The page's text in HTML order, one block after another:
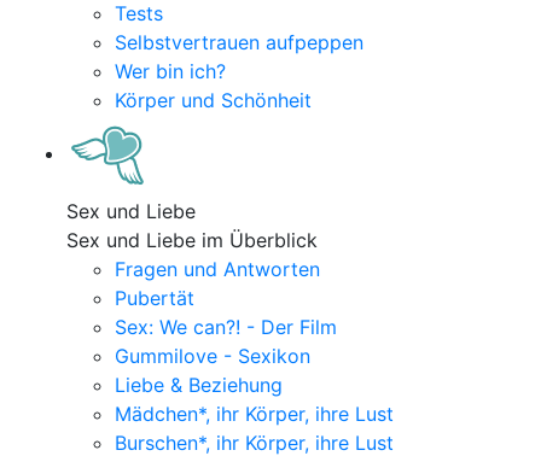
Tests
Selbstvertrauen aufpeppen
Wer bin ich?
Körper und Schönheit
Sex und Liebe
Sex und Liebe im Überblick
Fragen und Antworten
Pubertät
Sex: We can?! - Der Film
Gummilove - Sexikon
Liebe & Beziehung
Mädchen*, ihr Körper, ihre Lust
Burschen*, ihr Körper, ihre Lust